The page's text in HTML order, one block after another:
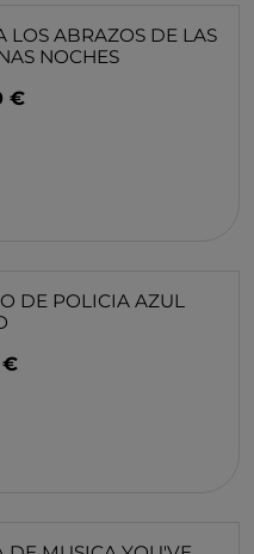
LOS ABRAZOS DE LAS
NOCHES
€
DE POLICIA AZUL
€